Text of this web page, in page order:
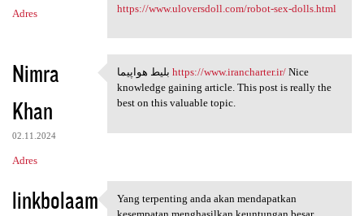
Adres
https://www.uloversdoll.com/robot-sex-dolls.html
Nimra
Khan
02.11.2024
Adres
بلیط هواپیما https://www
https://www.irancharter.ir/Nice
knowledge gaining article. This post is really the
best on this valuable topic.
linkbolaam Yang terpenting anda akan
Yang terpenting anda akan mendapatkan